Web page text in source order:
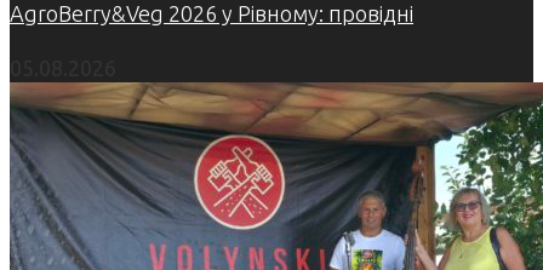
AgroBerry&Veg 2026 у Рівному: провідні